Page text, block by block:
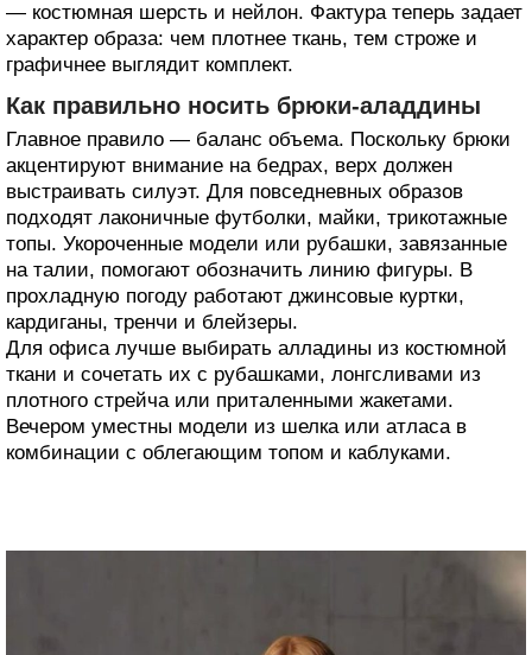
— костюмная шерсть и нейлон. Фактура теперь задает
характер образа: чем плотнее ткань, тем строже и
графичнее выглядит комплект.
Как правильно носить брюки-аладдины
Главное правило — баланс объема. Поскольку брюки
акцентируют внимание на бедрах, верх должен
выстраивать силуэт. Для повседневных образов
подходят лаконичные футболки, майки, трикотажные
топы. Укороченные модели или рубашки, завязанные
на талии, помогают обозначить линию фигуры. В
прохладную погоду работают джинсовые куртки,
кардиганы, тренчи и блейзеры.
Для офиса лучше выбирать алладины из костюмной
ткани и сочетать их с рубашками, лонгсливами из
плотного стрейча или приталенными жакетами.
Вечером уместны модели из шелка или атласа в
комбинации с облегающим топом и каблуками.